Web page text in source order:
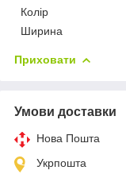
Колір
Ширина
Приховати
Умови доставки
Нова Пошта
Укрпошта